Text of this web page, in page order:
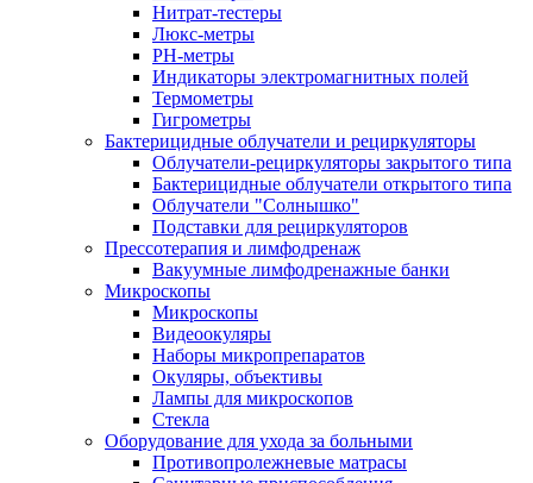
Нитрат-тестеры
Люкс-метры
РН-метры
Индикаторы электромагнитных полей
Термометры
Гигрометры
Бактерицидные облучатели и рециркуляторы
Облучатели-рециркуляторы закрытого типа
Бактерицидные облучатели открытого типа
Облучатели "Солнышко"
Подставки для рециркуляторов
Прессотерапия и лимфодренаж
Вакуумные лимфодренажные банки
Микроскопы
Микроскопы
Видеоокуляры
Наборы микропрепаратов
Окуляры, объективы
Лампы для микроскопов
Стекла
Оборудование для ухода за больными
Противопролежневые матрасы